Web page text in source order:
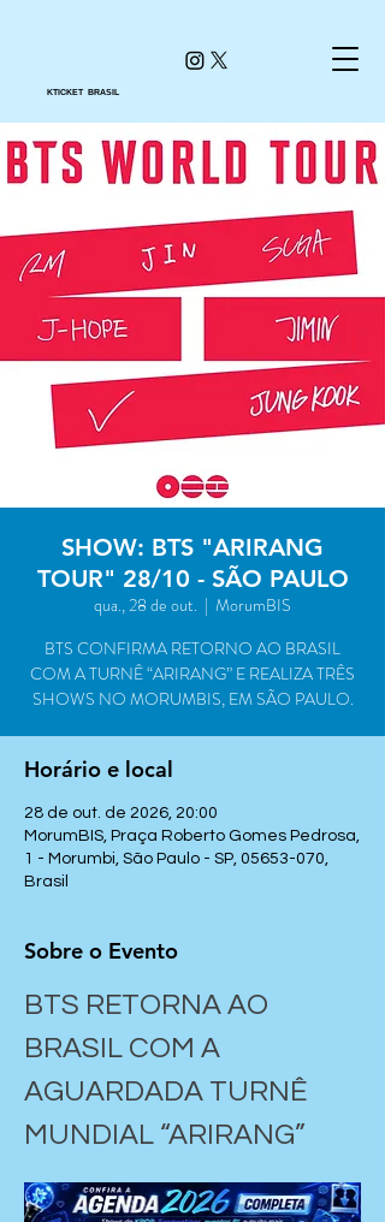
KTICKET BRASIL
SHOW: BTS "ARIRANG
TOUR" 28/10 - SÃO PAULO
qua., 28 de out.
  |
MorumBIS
BTS CONFIRMA RETORNO AO BRASIL
COM A TURNÊ “ARIRANG” E REALIZA TRÊS
SHOWS NO MORUMBIS, EM SÃO PAULO.
Horário e local
28 de out. de 2026, 20:00
MorumBIS, Praça Roberto Gomes Pedrosa,
1 - Morumbi, São Paulo - SP, 05653-070,
Brasil
Sobre o Evento
BTS RETORNA AO
BRASIL COM A
AGUARDADA TURNÊ
MUNDIAL “ARIRANG”